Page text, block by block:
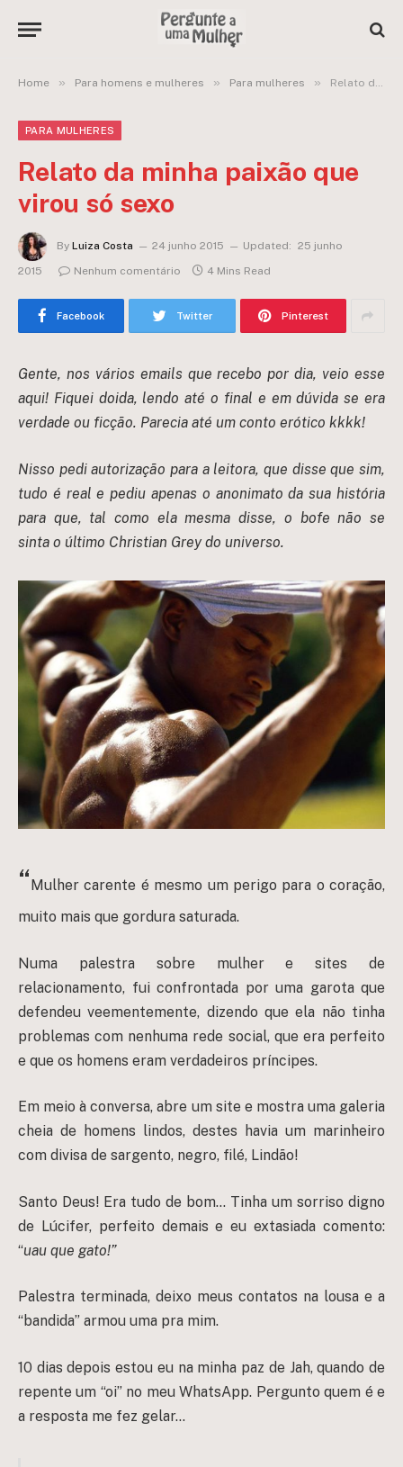
Home » Para homens e mulheres » Para mulheres » Relato da minha paixão que virou só sexo
PARA MULHERES
Relato da minha paixão que
virou só sexo
By Luiza Costa 24 junho 2015 Updated: 25 junho
2015
Nenhum comentário 4 Mins Read
Facebook Twitter Pinterest
Gente, nos vários emails que recebo por dia, veio esse
aqui! Fiquei doida, lendo até o final e em dúvida se era
verdade ou ficção. Parecia até um conto erótico kkkk!
Nisso pedi autorização para a leitora, que disse que sim,
tudo é real e pediu apenas o anonimato da sua história
para que, tal como ela mesma disse, o bofe não se
sinta o último Christian Grey do universo.
“Mulher carente é mesmo um perigo para o coração,
muito mais que gordura saturada.
Numa palestra sobre mulher e sites de
relacionamento, fui confrontada por uma garota que
defendeu veementemente, dizendo que ela não tinha
problemas com nenhuma rede social, que era perfeito
e que os homens eram verdadeiros príncipes.
Em meio à conversa, abre um site e mostra uma galeria
cheia de homens lindos, destes havia um marinheiro
com divisa de sargento, negro, filé, Lindão!
Santo Deus! Era tudo de bom… Tinha um sorriso digno
de Lúcifer, perfeito demais e eu extasiada comento:
“uau que gato!”
Palestra terminada, deixo meus contatos na lousa e a
“bandida” armou uma pra mim.
10 dias depois estou eu na minha paz de Jah, quando de
repente um “oi” no meu WhatsApp. Pergunto quem é e
a resposta me fez gelar…